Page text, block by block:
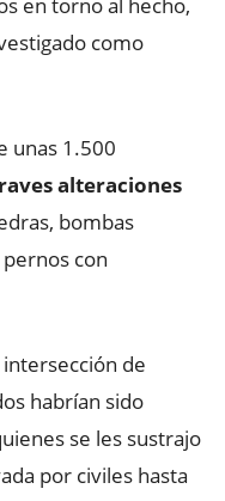
como
unas 1.500
alteraciones
bombas
con
de
habrían sido
se les sustrajo
por civiles hasta